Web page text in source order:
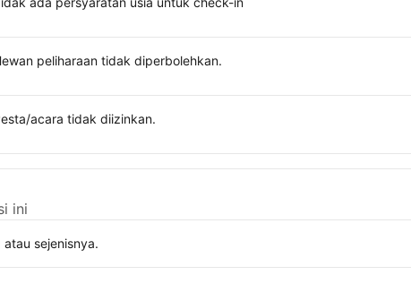
peliharaan tidak diperbolehkan.
acara tidak diizinkan.
ini
sejenisnya.